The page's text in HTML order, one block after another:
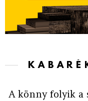
A könny folyik a